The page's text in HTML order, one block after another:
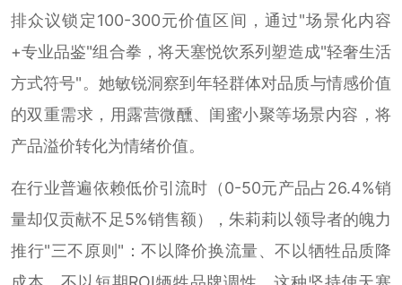
排众议锁定100-300元价值区间，通过"场景化内容
+专业品鉴"组合拳，将天塞悦饮系列塑造成"轻奢生活
方式符号"。她敏锐洞察到年轻群体对品质与情感价值
的双重需求，用露营微醺、闺蜜小聚等场景内容，将
产品溢价转化为情绪价值。
在行业普遍依赖低价引流时（0-50元产品占26.4%销
量却仅贡献不足5%销售额），朱莉莉以领导者的魄力
推行"三不原则"：不以降价换流量、不以牺牲品质降